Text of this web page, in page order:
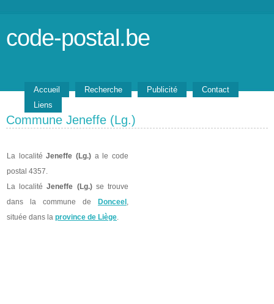
code-postal.be
Accueil Recherche Publicité
Contact
Liens
Commune Jeneffe (Lg.)
La localitéJeneffe (Lg.) a le code
postal 4357.
La localitéJeneffe (Lg.)se trouve
dans la commune de
Donceel ,
située dans la province de Liège.